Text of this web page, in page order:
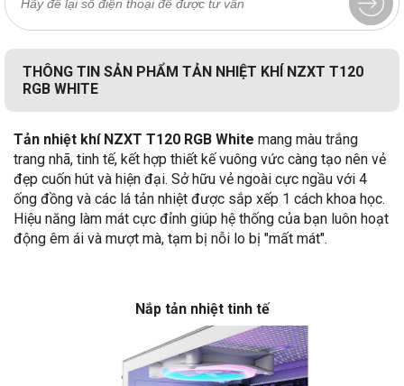
THÔNG TIN SẢN PHẨM TẢN NHIỆT KHÍ NZXT T120
RGB WHITE
Tản nhiệt khí NZXT T120 RGB White mang màu trắng
trang nhã, tinh tế, kết hợp thiết kế vuông vức càng tạo nên vẻ
đẹp cuốn hút và hiện đại. Sở hữu vẻ ngoài cực ngầu với 4
ống đồng và các lá tản nhiệt được sắp xếp 1 cách khoa học.
Hiệu năng làm mát cực đỉnh giúp hệ thống của bạn luôn hoạt
động êm ái và mượt mà, tạm bị nỗi lo bị "mất mát".
Nắp tản nhiệt tinh tế